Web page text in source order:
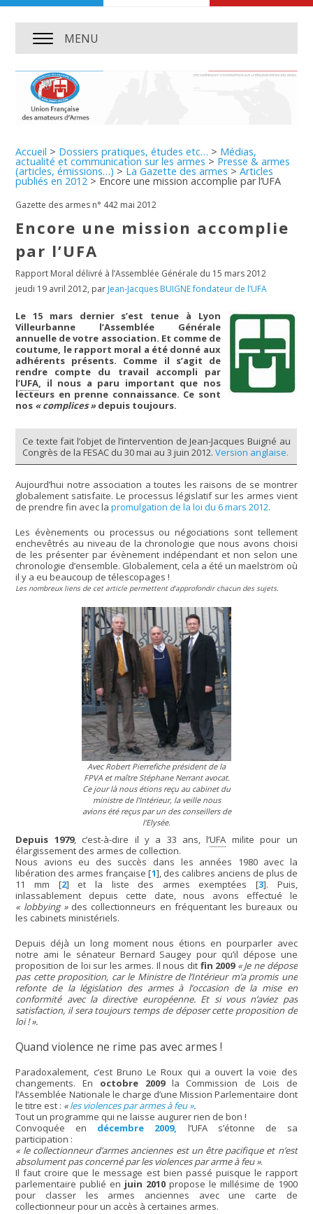
MENU
Accueil > Dossiers pratiques, études etc… > Médias,
actualité et communication sur les armes > Presse & armes
(articles, émissions…) > La Gazette des armes >Articles
publiés en 2012 > Encore une mission accomplie par l’UFA
Gazette des armes n° 442 mai 2012
Encore une mission accomplie
par l’UFA
Rapport Moral délivré à l’Assemblée Générale du 15 mars 2012
jeudi 19 avril 2012, par Jean-Jacques BUIGNE fondateur de l’UFA
Le 15 mars dernier s’est tenue à Lyon
Villeurbanne l’Assemblée Générale
annuelle de votre association. Et comme de
coutume, le rapport moral a été donné aux
adhérents présents. Comme il s’agit de
rendre compte du travail accompli par
l’UFA, il nous a paru important que nos
lecteurs en prenne connaissance. Ce sont
nos « complices »depuis toujours.
Ce texte fait l’objet de l’intervention de Jean-Jacques Buigné au
Congrès de la FESAC du 30 mai au 3 juin 2012.Version anglaise.
Aujourd’hui notre association a toutes les raisons de se montrer
globalement satisfaite. Le processus législatif sur les armes vient
de prendre fin avec lapromulgation de la loi du 6 mars 2012.
Les évènements ou processus ou négociations sont tellement
enchevêtrés au niveau de la chronologie que nous avons choisi
de les présenter par évènement indépendant et non selon une
chronologie d’ensemble. Globalement, cela a été un maelström où
il y a eu beaucoup de télescopages !
Les nombreux liens de cet article permettent d’approfondir chacun des sujets.
Avec Robert Pierrefiche président de la
FPVA et maître Stéphane Nerrant avocat.
Ce jour là nous étions reçu au cabinet du
ministre de l’Intérieur, la veille nous
avions été reçus par un des conseillers de
l’Elysée.
Depuis 1979, c’est-à-dire il y a 33 ans, l’UFA milite pour un
élargissement des armes de collection.
Nous avions eu des succès dans les années 1980 avec la
libération des armes française [1], des calibres anciens de plus de
11 mm [2] et la liste des armes exemptées [3]. Puis,
inlassablement depuis cette date, nous avons effectué le
« lobbying »des collectionneurs en fréquentant les bureaux ou
les cabinets ministériels.
Depuis déjà un long moment nous étions en pourparler avec
notre ami le sénateur Bernard Saugey pour qu’il dépose une
proposition de loi sur les armes. Il nous dit fin 2009 « Je ne dépose
pas cette proposition, car le Ministre de l’Intérieur m’a promis une
refonte de la législation des armes à l’occasion de la mise en
conformité avec la directive européenne. Et si vous n’aviez pas
satisfaction, il sera toujours temps de déposer cette proposition de
loi ! ».
Quand violence ne rime pas avec armes !
Paradoxalement, c’est Bruno Le Roux qui a ouvert la voie des
changements. En octobre 2009la Commission de Lois de
l’Assemblée Nationale le charge d’une Mission Parlementaire dont
le titre est : «les violences par armes à feu ».
Tout un programme qui ne laisse augurer rien de bon !
Convoquée en décembre 2009, l’UFA s’étonne de sa
participation :
« le collectionneur d’armes anciennes est un être pacifique et n’est
absolument pas concerné par les violences par arme à feu ».
Il faut croire que le message est bien passé puisque le rapport
parlementaire publié en juin 2010 propose le millésime de 1900
pour classer les armes anciennes avec une carte de
collectionneur pour un accès à certaines armes.